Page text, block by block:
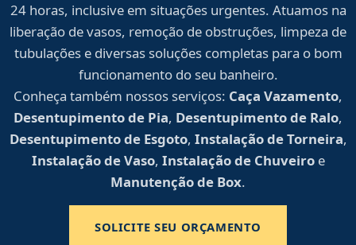
24 horas, inclusive em situações urgentes. Atuamos na
liberação de vasos, remoção de obstruções, limpeza de
tubulações e diversas soluções completas para o bom
funcionamento do seu banheiro.
Conheça também nossos serviços: Caça Vazamento,
Desentupimento de Pia, Desentupimento de Ralo,
Desentupimento de Esgoto, Instalação de Torneira,
Instalação de Vaso, Instalação de Chuveiroe
Manutenção de Box.
SOLICITE SEU ORÇAMENTO